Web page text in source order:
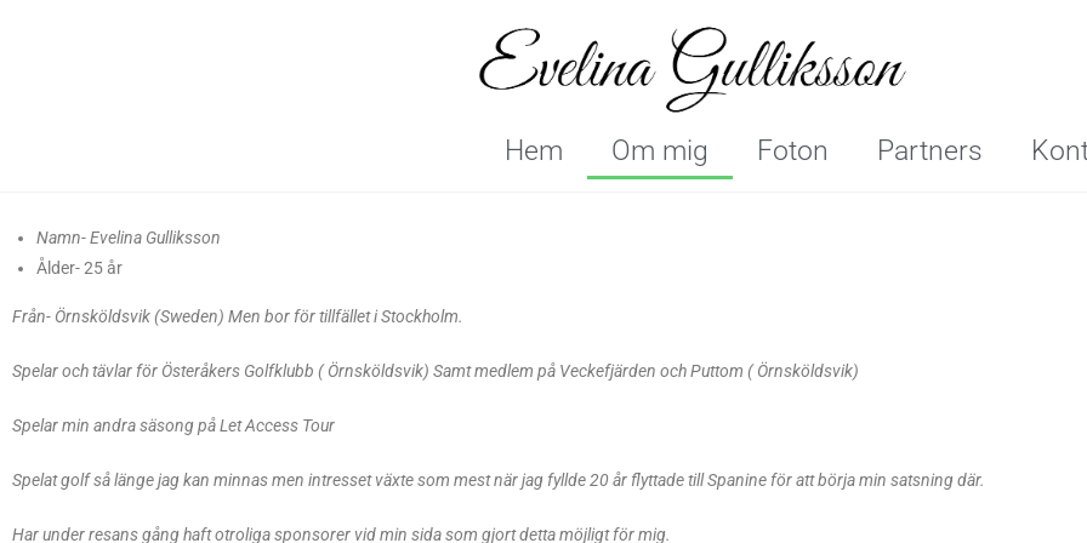
Hem Om mig Foton Partners
Namn- Evelina Gulliksson
Ålder- 25 år
Från- Örnsköldsvik (Sweden) Men bor för tillfället i Stockholm.
Spelar och tävlar för Österåkers Golfklubb ( Örnsköldsvik) Samt medlem på Veckefjärden och Puttom ( Örnsköldsvik)
Spelar min andra säsong på Let Access Tour
Spelat golf så länge jag kan minnas men intresset växte som mest när jag fyllde 20 år flyttade till Spanine för att börja min satsning där.
Har under resans gång haft otroliga sponsorer vid min sida som gjort detta möjligt för mig.